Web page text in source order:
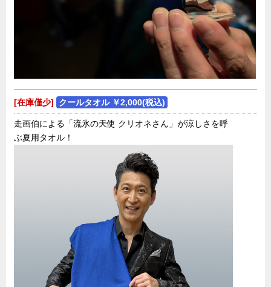
[在庫僅少] クールタオル ￥2,000(税込)
走画伯による「流氷の天使 クリオネさん」が涼しさを呼
ぶ夏用タオル！